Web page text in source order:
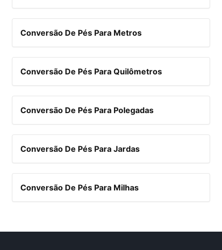
Conversão De Pés Para Metros
Conversão De Pés Para Quilômetros
Conversão De Pés Para Polegadas
Conversão De Pés Para Jardas
Conversão De Pés Para Milhas